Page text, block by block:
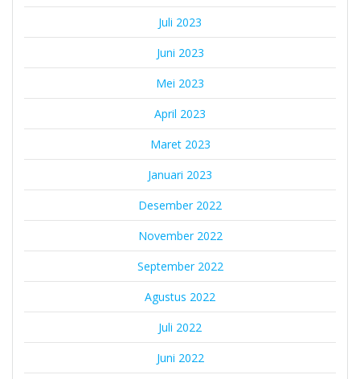
Juli 2023
Juni 2023
Mei 2023
April 2023
Maret 2023
Januari 2023
Desember 2022
November 2022
September 2022
Agustus 2022
Juli 2022
Juni 2022